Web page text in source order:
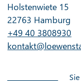
Holstenwiete 15
22763 Hamburg
+49 40 3808930